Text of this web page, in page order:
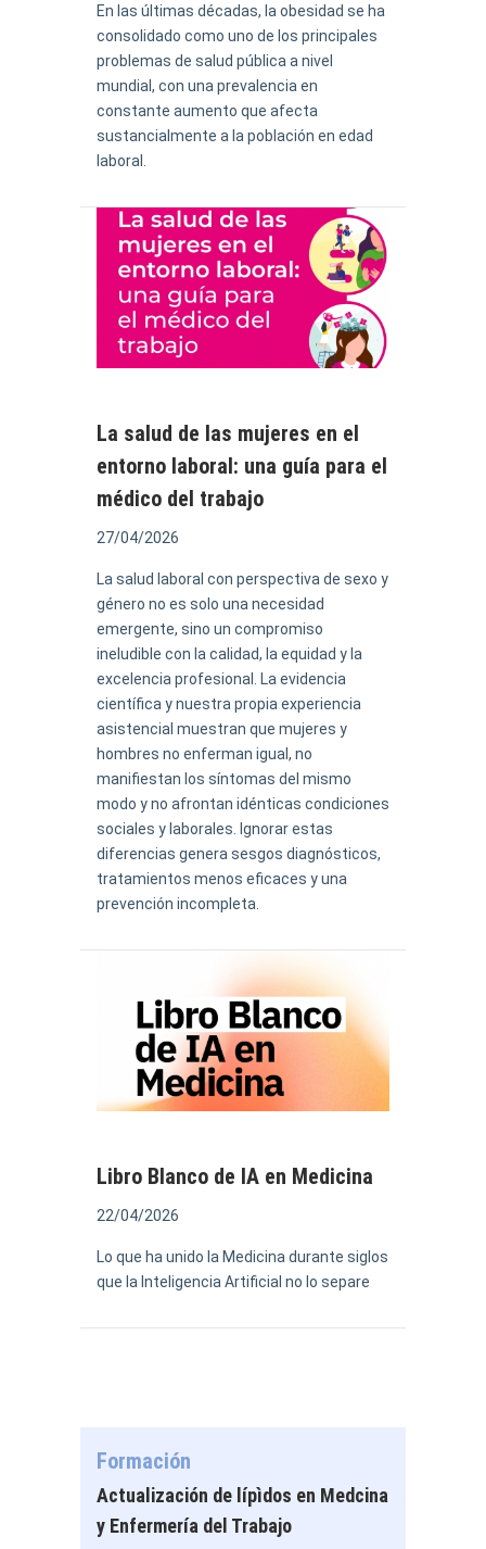
En las últimas décadas, la obesidad se ha
consolidado como uno de los principales
problemas de salud pública a nivel
mundial, con una prevalencia en
constante aumento que afecta
sustancialmente a la población en edad
laboral.
La salud de las mujeres en el
entorno laboral: una guía para el
médico del trabajo
27/04/2026
La salud laboral con perspectiva de sexo y
género no es solo una necesidad
emergente, sino un compromiso
ineludible con la calidad, la equidad y la
excelencia profesional. La evidencia
científica y nuestra propia experiencia
asistencial muestran que mujeres y
hombres no enferman igual, no
manifiestan los síntomas del mismo
modo y no afrontan idénticas condiciones
sociales y laborales. Ignorar estas
diferencias genera sesgos diagnósticos,
tratamientos menos eficaces y una
prevención incompleta.
Libro Blanco de IA en Medicina
22/04/2026
Lo que ha unido la Medicina durante siglos
que la Inteligencia Artificial no lo separe
Formación
Actualización de lípìdos en Medcina
y Enfermería del Trabajo